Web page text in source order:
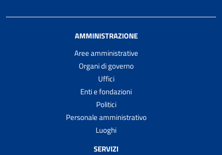
AMMINISTRAZIONE
Aree amministrative
Organi di governo
Uffici
Enti e fondazioni
Politici
Personale amministrativo
Luoghi
SERVIZI